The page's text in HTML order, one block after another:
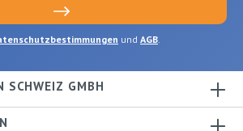
und AGB.
SCHWEIZ GMBH